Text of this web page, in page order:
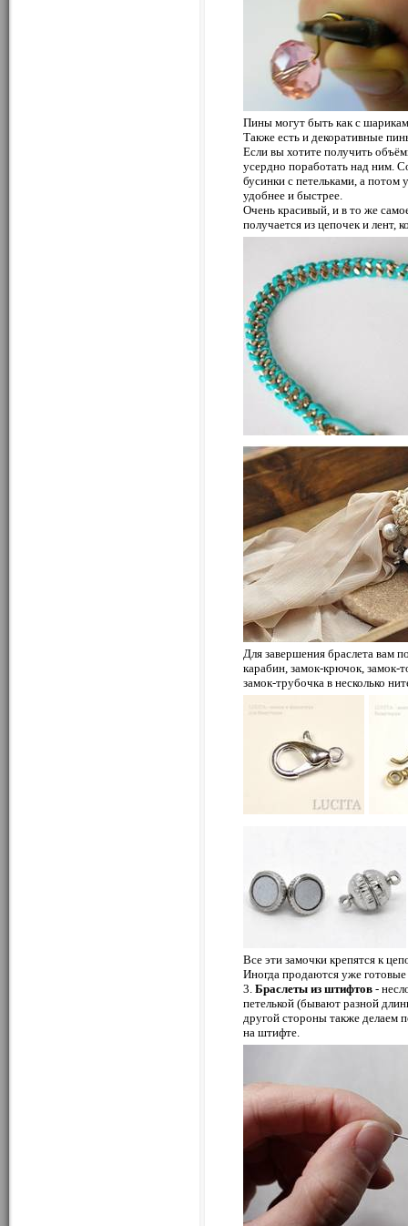
Пины могут быть как с
Также есть и декоративные
Если вы хотите получить
усердно поработать над ним.
бусинки с петельками, а потом
удобнее и быстрее.
Очень красивый, и в то же
получается из цепочек и лент,
Для завершения браслета вам
карабин, замок-крючок, замок-
замок-трубочка в несколько
Все эти замочки крепятся к
Иногда продаются уже
3. Браслеты из штифтов -
петелькой (бывают разной
другой стороны также делаем
на штифте.